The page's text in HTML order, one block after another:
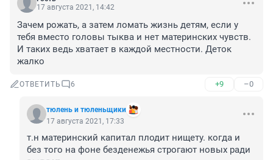
17 августа 2021, 14:42
Зачем рожать, а затем ломать жизнь детям, если у
тебя вместо головы тыква и нет материнских чувств.
И таких ведь хватает в каждой местности. Деток
жалко
ОТВЕТИТЬ 6 +9 –0
тюлень и тюленьщики
17 августа 2021, 17:33
т.н материнский капитал плодит нищету. когда и
без того на фоне безденежья строгают новых ради